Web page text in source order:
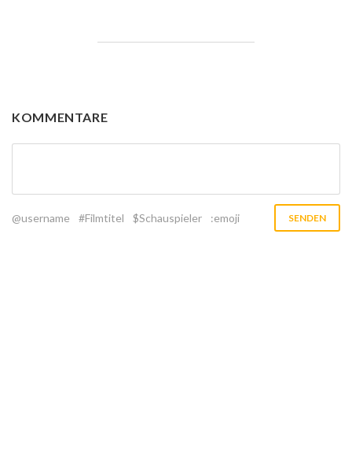
KOMMENTARE
@username #Filmtitel $Schauspieler :emoji